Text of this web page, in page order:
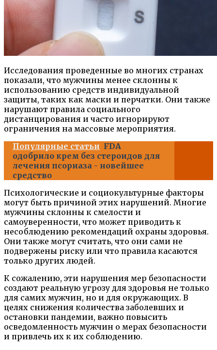
Исследования проведенные во многих странах
показали, что мужчины менее склонны к
использованию средств индивидуальной
защиты, таких как маски и перчатки. Они также
нарушают правила социального
дистанцирования и часто игнорируют
ограничения на массовые мероприятия.
Популярные статьи FDA
одобрило крем без стероидов для
лечения псориаза - новейшее
средство
Психологические и социокультурные факторы
могут быть причиной этих нарушений. Многие
мужчины склонны к смелости и
самоуверенности, что может приводить к
несоблюдению рекомендаций охраны здоровья.
Они также могут считать, что они сами не
подвержены риску или что правила касаются
только других людей.
К сожалению, эти нарушения мер безопасности
создают реальную угрозу для здоровья не только
для самих мужчин, но и для окружающих. В
целях снижения количества заболевших и
остановки пандемии, важно повысить
осведомленность мужчин о мерах безопасности
и привлечь их к их соблюдению.